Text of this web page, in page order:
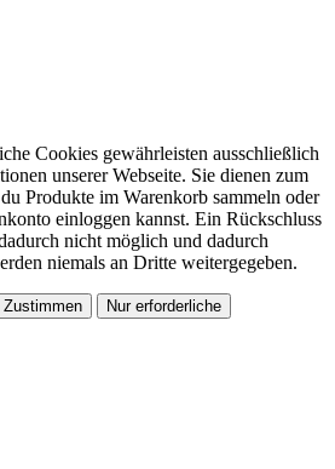
Cookies gewährleisten ausschließlich
unserer Webseite. Sie dienen zum
Produkte im Warenkorb sammeln oder
einloggen kannst. Ein Rückschluss
nicht möglich und dadurch
niemals an Dritte weitergegeben.
Zustimmen Nur erforderliche